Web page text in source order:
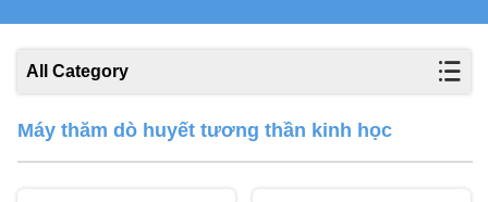
All Category
Máy thăm dò huyết tương thần kinh học